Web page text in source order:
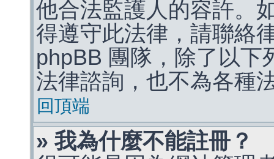
他合法監護人的容許。
得遵守此法律，請聯絡
phpBB 團隊，除了以下
法律諮詢，也不為各種
回頂端
» 我為什麼不能註冊？